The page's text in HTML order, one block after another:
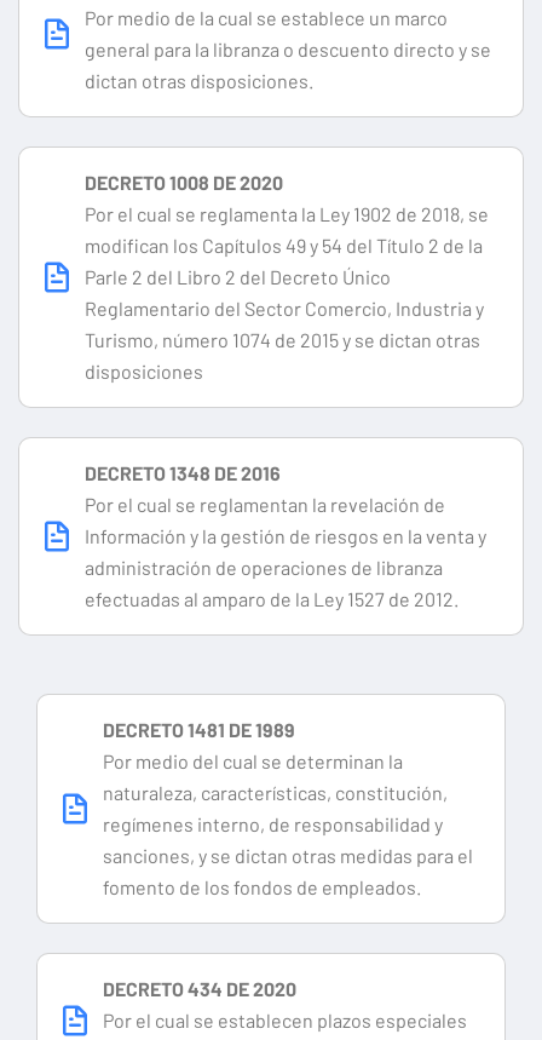
Por medio de la cual se establece un marco
general para la libranza o descuento directo y se
dictan otras disposiciones.
DECRETO 1008 DE 2020
Por el cual se reglamenta la Ley 1902 de 2018, se
modifican los Capítulos 49 y 54 del Título 2 de la
Parle 2 del Libro 2 del Decreto Único
Reglamentario del Sector Comercio, Industria y
Turismo, número 1074 de 2015 y se dictan otras
disposiciones
DECRETO 1348 DE 2016
Por el cual se reglamentan la revelación de
Información y la gestión de riesgos en la venta y
administración de operaciones de libranza
efectuadas al amparo de la Ley 1527 de 2012.
DECRETO 1481 DE 1989
Por medio del cual se determinan la
naturaleza, características, constitución,
regímenes interno, de responsabilidad y
sanciones, y se dictan otras medidas para el
fomento de los fondos de empleados.
DECRETO 434 DE 2020
Por el cual se establecen plazos especiales